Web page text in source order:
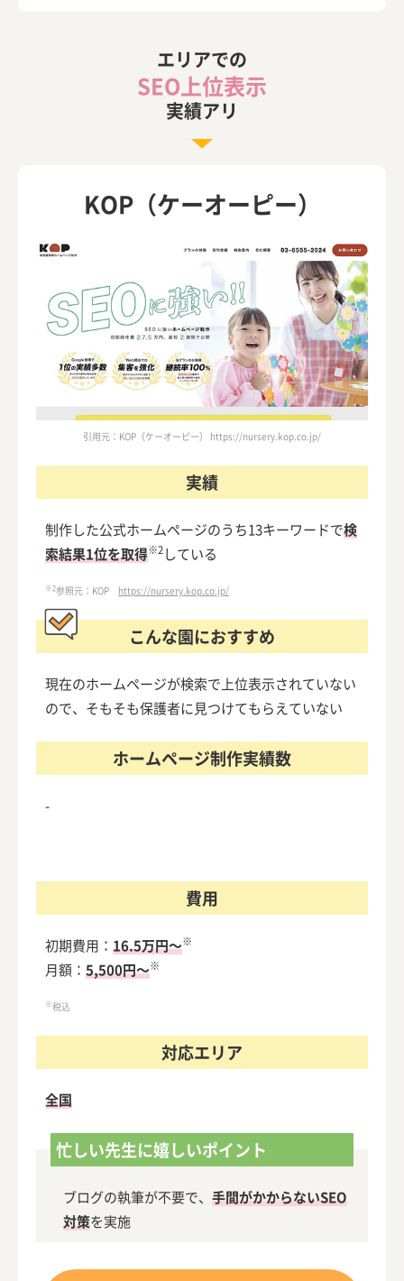
エリアでの
SEO上位表示
実績アリ
KOP（ケーオーピー）
引用元：KOP（ケーオーピー） https://nursery.kop.co.jp/
実績
制作した公式ホームページのうち13キーワードで検
索結果1位を取得※2している
※2参照元：KOP https://nursery.kop.co.jp/
こんな園におすすめ
現在のホームページが検索で上位表示されていない
ので、そもそも保護者に見つけてもらえていない
ホームページ制作実績数
-
費用
初期費用： 16.5万円～※
月額： 5,500円～※
※税込
対応エリア
全国
忙しい先生に嬉しいポイント
ブログの執筆が不要で、 手間がかからないSEO
対策を実施